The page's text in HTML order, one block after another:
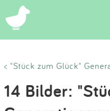
< "Stück zum Glück"
14 Bilder: